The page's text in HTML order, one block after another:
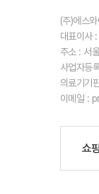
(주)에스
대표이사
주소 : 서
사업자등
의료기기
이메일 :
쇼